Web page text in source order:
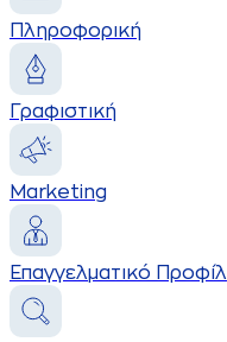
Πληροφορική
Γραφιστική
Marketing
Επαγγελματικό Προφίλ